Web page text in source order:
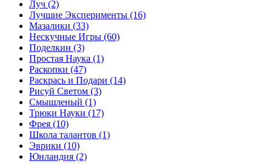
Луч (2)
Лучшие Эксперименты (16)
Мазалики (33)
Нескучные Игры (60)
Поделкин (3)
Простая Наука (1)
Раскопки (47)
Раскрась и Подари (14)
Рисуй Светом (3)
Смышленый (1)
Трюки Науки (17)
Фрея (10)
Школа талантов (1)
Эврики (10)
Юнландия (2)